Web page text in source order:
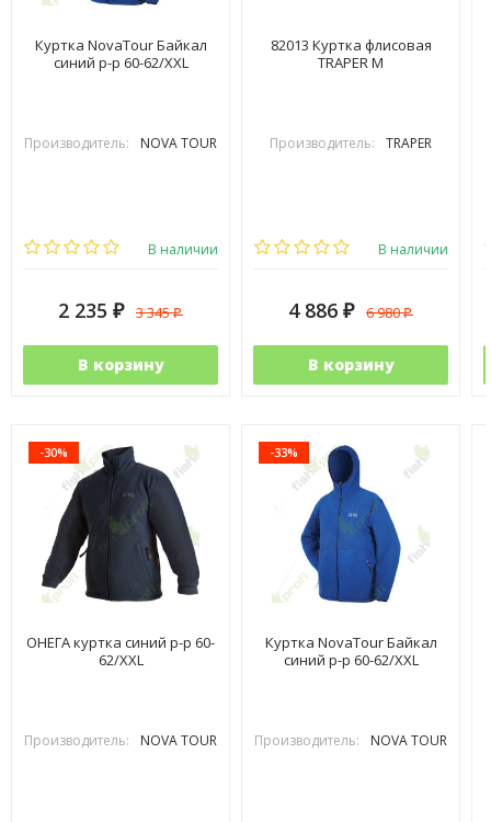
Куртка NovaTour Байкал
синий р-р 60-62/XXL
Производитель: NOVA TOUR
В наличии
2 235 ₽ 3 345₽
В корзину
82013 Куртка флисовая
TRAPER М
Производитель: TRAPER
В наличии
4 886 ₽ 6 980₽
В корзину
-30%
ОНЕГА куртка синий р-р 60-
62/XXL
Производитель: NOVA TOUR
-33%
Куртка NovaTour Байкал
синий р-р 60-62/XXL
Производитель: NOVA TOUR